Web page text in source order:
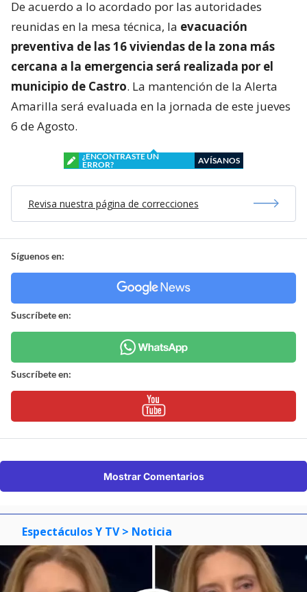
De acuerdo a lo acordado por las autoridades
reunidas en la mesa técnica, la evacuación
preventiva de las 16 viviendas de la zona más
cercana a la emergencia será realizada por el
municipio de Castro. La mantención de la Alerta
Amarilla será evaluada en la jornada de este jueves
6 de Agosto.
¿ENCONTRASTE UN
ERROR?
AVÍSANOS
Revisa nuestra página de correcciones
Síguenos en:
Suscríbete en:
Suscríbete en:
Mostrar Comentarios
Espectáculos Y TV > Noticia